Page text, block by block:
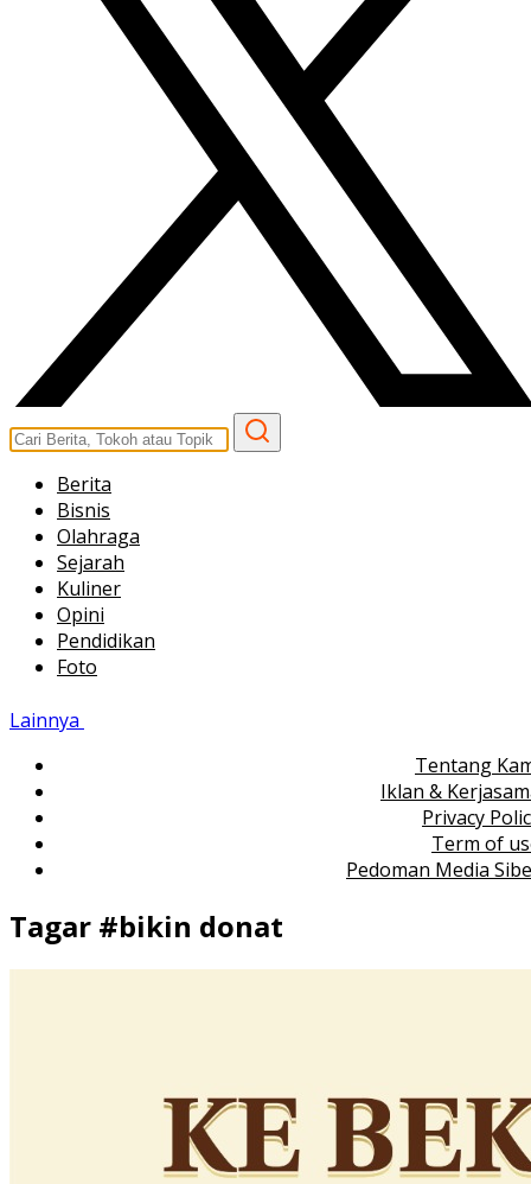
Berita
Bisnis
Olahraga
Sejarah
Kuliner
Opini
Pendidikan
Foto
Lainnya
Tentang
Iklan &
Privacy
Term of
Pedoman Media
Tagar #bikin donat